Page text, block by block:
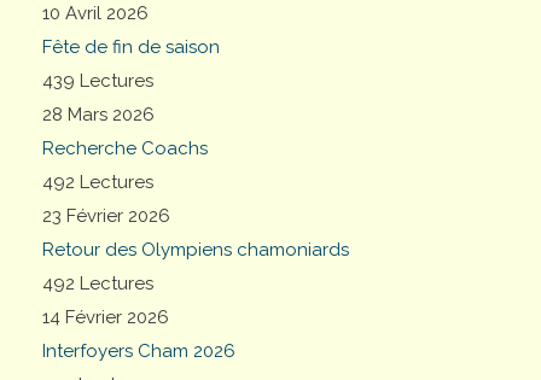
10 Avril 2026
Fête de fin de saison
439 Lectures
28 Mars 2026
Recherche Coachs
492 Lectures
23 Février 2026
Retour des Olympiens chamoniards
492 Lectures
14 Février 2026
Interfoyers Cham 2026